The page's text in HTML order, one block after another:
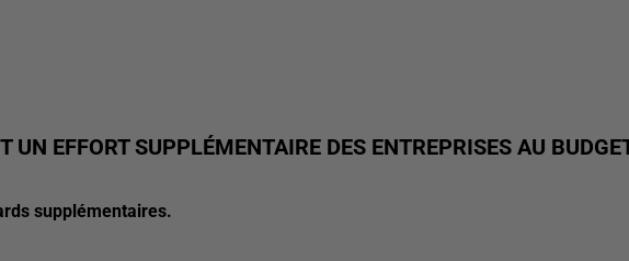
UN EFFORT SUPPLÉMENTAIRE DES ENTREPRISES AU
supplémentaires.